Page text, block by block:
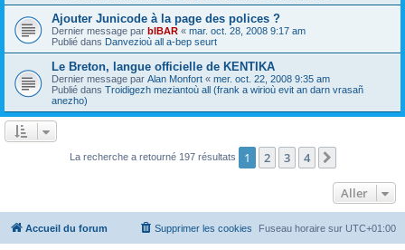
Ajouter Junicode à la page des polices ?
Dernier message par bIBAR « mar. oct. 28, 2008 9:17 am
Publié dans Danvezioù all a-bep seurt
Le Breton, langue officielle de KENTIKA
Dernier message par Alan Monfort « mer. oct. 22, 2008 9:35 am
Publié dans Troidigezh meziantoù all (frank a wirioù evit an darn vrasañ
anezho)
La recherche a retourné 197 résultats 1 2 3 4
Aller
Accueil du forum Fuseau horaire sur UTC+01:00
Supprimer les cookies